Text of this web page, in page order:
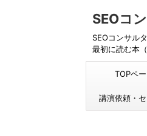
SEOコ
SEOコンサル
最初に読む本
TOPペ
講演依頼・